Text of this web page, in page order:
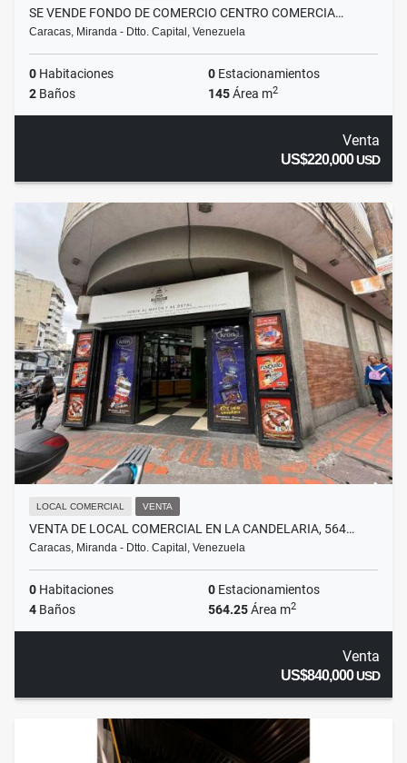
SE VENDE FONDO DE COMERCIO CENTRO COMERCIA…
Caracas, Miranda - Dtto. Capital, Venezuela
0 Habitaciones 0 Estacionamientos
2 Baños 145Área m2
Venta
US$220,000USD
LOCAL COMERCIAL VENTA
VENTA DE LOCAL COMERCIAL EN LA CANDELARIA, 564…
Caracas, Miranda - Dtto. Capital, Venezuela
0 Habitaciones 0 Estacionamientos
4 Baños 564.25Área m2
Venta
US$840,000USD